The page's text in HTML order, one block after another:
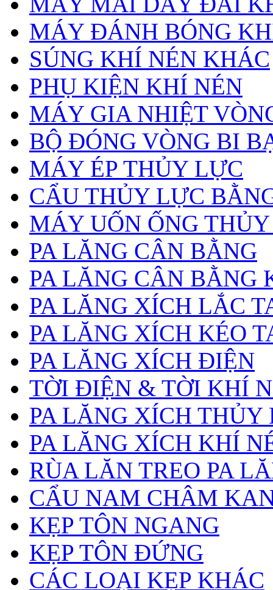
MÁY ĐÁNH BÓNG
SÚNG KHÍ NÉN KHÁC
PHỤ KIỆN KHÍ NÉN
MÁY GIA NHIỆT
BỘ ĐÓNG VÒNG BI
MÁY ÉP THỦY LỰC
CẨU THỦY LỰC
MÁY UỐN ỐNG
PA LĂNG CÂN BẰNG
PA LĂNG CÂN BẰNG
PA LĂNG XÍCH LẮC
PA LĂNG XÍCH KÉO
PA LĂNG XÍCH ĐIỆN
TỜI ĐIỆN & TỜI KHÍ
PA LĂNG XÍCH THỦY
PA LĂNG XÍCH KHÍ
RÙA LĂN TREO PA
CẨU NAM CHÂM
KẸP TÔN NGANG
KẸP TÔN ĐỨNG
CÁC LOẠI KẸP KHÁC